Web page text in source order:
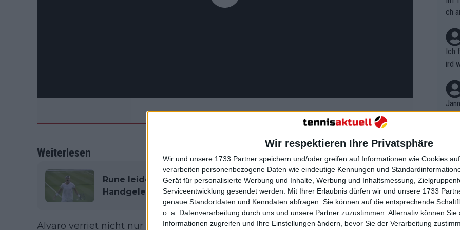
Wir respektieren Ihre Privatsphäre
Wir und unsere 1733 Partner speichern und/oder greifen auf Informationen wie Cookies
verarbeiten personenbezogene Daten wie eindeutige Kennungen und
Gerät für personalisierte Werbung und Inhalte, Werbung und Inhaltsmessung,
Serviceentwicklung gesendet werden. Mit Ihrer Erlaubnis dürfen wir und unsere 1733
genaue Standortdaten und Kenndaten abfragen. Sie können auf die entsprechende
o. a. Datenverarbeitung durch uns und unsere Partner zuzustimmen. Alternativ können Sie
Informationen zugreifen und Ihre Einstellungen ändern, bevor Sie der Verarbeitung
Weiterlesen
Rune leidet beim Hopman Cup unter Fieber, Schmerzen im
Handgelenk und im oberen Rücken
Alvaro verriet nicht nur einige Geheimnisse des Familienlebens während der
ch
Ich
ird
r in
em
t,
B.
on
n
nt.